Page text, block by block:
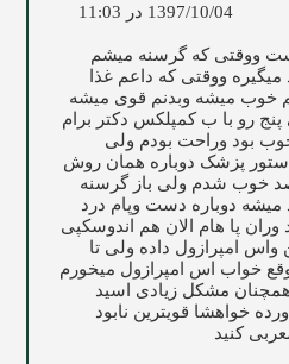
1397/10/04 در 11:03
ووقتی که گرسنه میشم
میگیره ووقتی که داعم غذا
خوب میشه وبدنم قوی میشه
پنج رو با ب کمپلکس دکتر برام
بود وراحت بودم ولی
پزشک دوباره همان روش
کردم و۵۰ درصد خوب شدم ولی باز گرسنه
میشه دوباره دست وپام درد
پا هام الان هم اندوسکپی
واس امپرازول داده ولی تا
خواب اس امپرازول میخورم
مشکل زیادی اسید
خواهشا قویترین نابود
کنید